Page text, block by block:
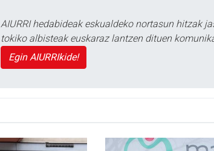
AIURRI hedabideak eskualdeko nortasun hitzak
tokiko albisteak euskaraz lantzen dituen
Egin AIURRIkide!